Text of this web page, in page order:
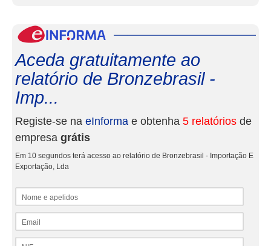
Aceda gratuitamente ao
relatório de Bronzebrasil -
Imp...
Registe-se na eInforma e obtenha 5 relatórios de
empresa grátis
Em 10 segundos terá acesso ao relatório de Bronzebrasil - Importação E
Exportação, Lda